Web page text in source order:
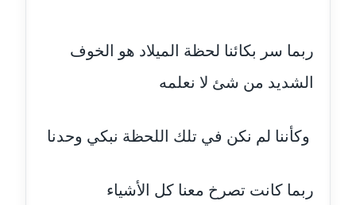
مدونة أسماء كاشف
عاملة
عاملة
عاملة
ربما سر بكائنا لحظة الميلاد هو الخوف
الشديد من شئ لا نعلمه
‏وكأننا لم نكن في تلك اللحظة نبكي وحدنا
ربما كانت تصرخ معنا كل الأشياء